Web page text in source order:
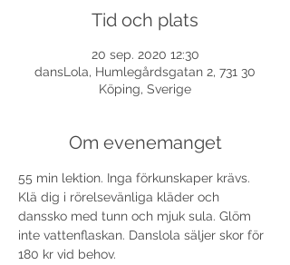
Tid och plats
20 sep. 2020 12:30
dansLola, Humlegårdsgatan 2, 731 30
Köping, Sverige
Om evenemanget
55 min lektion. Inga förkunskaper krävs.
Klä dig i rörelsevänliga kläder och
danssko med tunn och mjuk sula. Glöm
inte vattenflaskan. Danslola säljer skor för
180 kr vid behov.